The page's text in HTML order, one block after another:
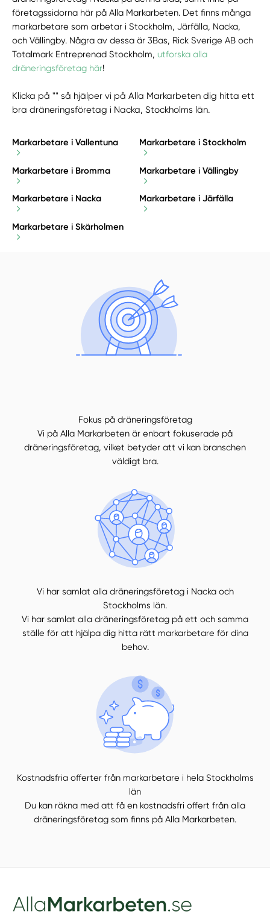
företagssidorna här på Alla Markarbeten. Det finns många
markarbetare som arbetar i Stockholm, Järfälla, Nacka,
och Vällingby. Några av dessa är 3Bas, Rick Sverige AB och
Totalmark Entreprenad Stockholm,utforska alla
dräneringsföretag här!
Klicka på "" så hjälper vi på Alla Markarbeten dig hitta ett
bra dräneringsföretag i Nacka, Stockholms län.
Markarbetare i Vallentuna Markarbetare i Stockholm
Markarbetare i Bromma Markarbetare i Vällingby
Markarbetare i Nacka Markarbetare i Järfälla
Markarbetare i Skärholmen
Fokus på dräneringsföretag
Vi på Alla Markarbeten är enbart fokuserade på
dräneringsföretag, vilket betyder att vi kan branschen
väldigt bra.
Vi har samlat alla dräneringsföretag i Nacka och
Stockholms län.
Vi har samlat alla dräneringsföretag på ett och samma
ställe för att hjälpa dig hitta rätt markarbetare för dina
behov.
Kostnadsfria offerter från markarbetare i hela Stockholms
län
Du kan räkna med att få en kostnadsfri offert från alla
dräneringsföretag som finns på Alla Markarbeten.